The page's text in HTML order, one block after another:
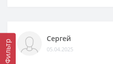
Фильтр
Сергей
05.04.2025